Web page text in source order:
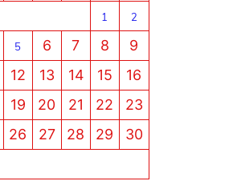
1 2
5 6 7 8
9
12 13 14 15
16
19 20 21 22
23
26 27 28 29
30